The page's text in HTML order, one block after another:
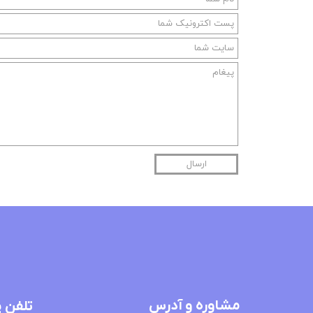
ارسال
مشاوره و آدرس